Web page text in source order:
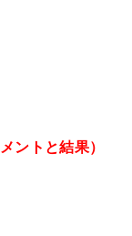
ントと結果）